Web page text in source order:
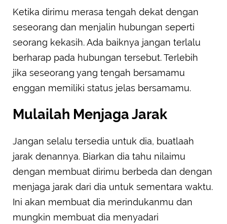
Ketika dirimu merasa tengah dekat dengan
seseorang dan menjalin hubungan seperti
seorang kekasih. Ada baiknya jangan terlalu
berharap pada hubungan tersebut. Terlebih
jika seseorang yang tengah bersamamu
enggan memiliki status jelas bersamamu.
Mulailah Menjaga Jarak
Jangan selalu tersedia untuk dia, buatlaah
jarak denannya. Biarkan dia tahu nilaimu
dengan membuat dirimu berbeda dan dengan
menjaga jarak dari dia untuk sementara waktu.
Ini akan membuat dia merindukanmu dan
mungkin membuat dia menyadari